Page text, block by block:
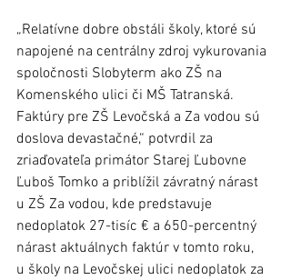
„Relatívne dobre obstáli školy, ktoré sú
napojené na centrálny zdroj vykurovania
spoločnosti Slobyterm ako ZŠ na
Komenského ulici či MŠ Tatranská.
Faktúry pre ZŠ Levočská a Za vodou sú
doslova devastačné,“ potvrdil za
zriaďovateľa primátor Starej Ľubovne
Ľuboš Tomko a priblížil závratný nárast
u ZŠ Za vodou, kde predstavuje
nedoplatok 27-tisíc € a 650-percentný
nárast aktuálnych faktúr v tomto roku,
u školy na Levočskej ulici nedoplatok za